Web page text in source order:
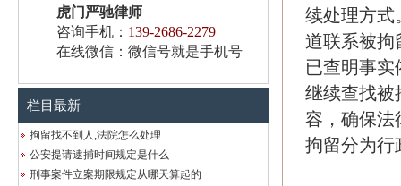
虎门严驰律师
咨询手机： 139-2686-2279
在线微信：微信号就是手机号
栏目最新
拘留找不到人,法院怎么处理
公安提请逮捕时间规定是什么
刑事案件立案期限规定从哪天算起的
续处理方式
道联系被拘
已查明事实
继续查找被
容，确保法
拘留分为行